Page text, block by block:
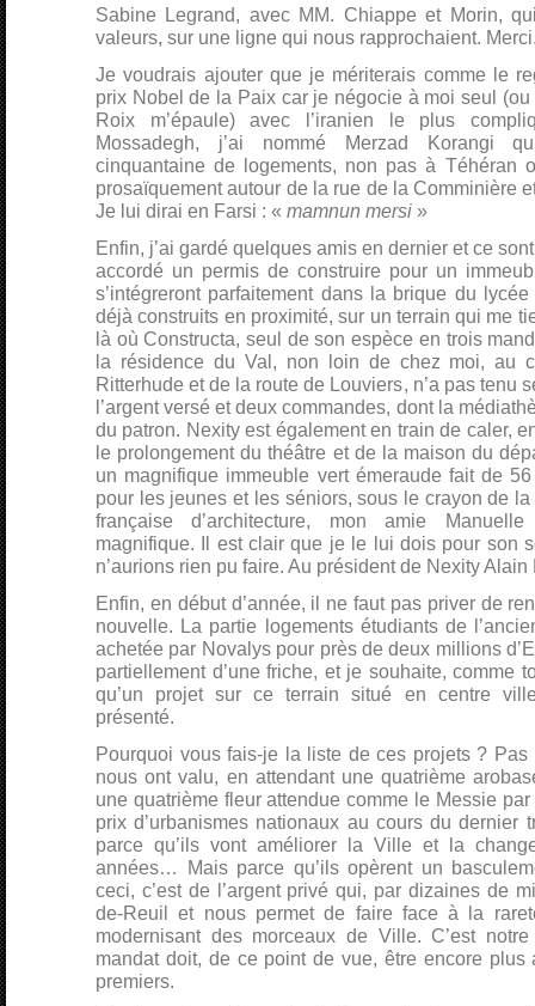
Sabine Legrand, avec MM. Chiappe et Morin,
valeurs, sur une ligne qui nous rapprochaient.
Je voudrais ajouter que je mériterais comme le
prix Nobel de la Paix car je négocie à moi seul
Roix m’épaule) avec l’iranien le plus
Mossadegh, j’ai nommé Merzad Korangi
cinquantaine de logements, non pas à Téhéran
prosaïquement autour de la rue de la Comminière
Je lui dirai en Farsi : « mamnun mersi »
Enfin, j’ai gardé quelques amis en dernier et ce
accordé un permis de construire pour un
s’intégreront parfaitement dans la brique du
déjà construits en proximité, sur un terrain qui me
là où Constructa, seul de son espèce en trois
la résidence du Val, non loin de chez moi, au
Ritterhude et de la route de Louviers, n’a pas tenu
l’argent versé et deux commandes, dont la
du patron. Nexity est également en train de caler,
le prolongement du théâtre et de la maison du
un magnifique immeuble vert émeraude fait de
pour les jeunes et les séniors, sous le crayon de
française d’architecture, mon amie
magnifique. Il est clair que je le lui dois pour son
n’aurions rien pu faire. Au président de Nexity
Enfin, en début d’année, il ne faut pas priver de
nouvelle. La partie logements étudiants de
achetée par Novalys pour près de deux millions
partiellement d’une friche, et je souhaite, comme
qu’un projet sur ce terrain situé en centre
présenté.
Pourquoi vous fais-je la liste de ces projets ? Pas
nous ont valu, en attendant une quatrième
une quatrième fleur attendue comme le Messie
prix d’urbanismes nationaux au cours du dernier
parce qu’ils vont améliorer la Ville et la
années… Mais parce qu’ils opèrent un
ceci, c’est de l’argent privé qui, par dizaines de
de-Reuil et nous permet de faire face à la
modernisant des morceaux de Ville. C’est
mandat doit, de ce point de vue, être encore
premiers.